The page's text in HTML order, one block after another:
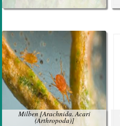
Milben[Arachnida. Acari
(Arthropoda)]